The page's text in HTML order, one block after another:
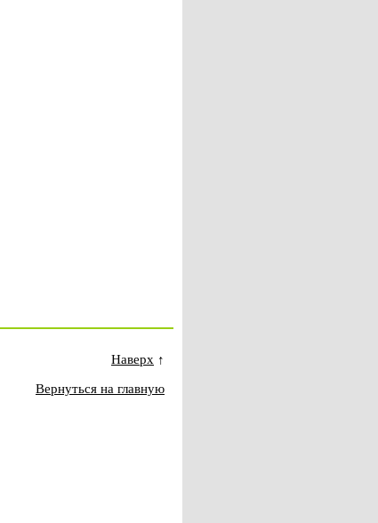
Наверх ↑
Вернуться на главную